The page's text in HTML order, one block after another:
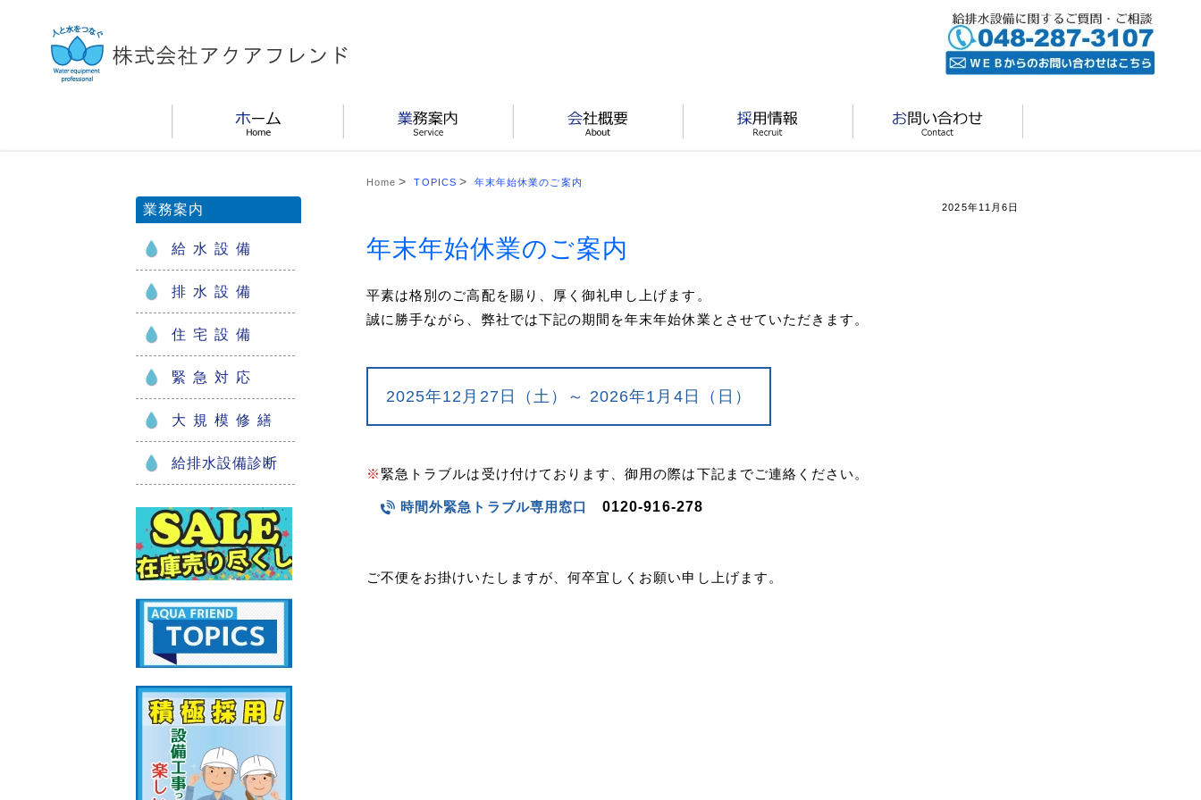
業務案内
給水設備
排水設備
住宅設備
緊急対応
大規模修繕
給排水設備診断
Home TOPICS 年末年始休業のご案内
2025年11月6日
年末年始休業のご案内
平素は格別のご高配を賜り、厚く御礼申し上げます。
誠に勝手ながら、弊社では下記の期間を年末年始休業とさせていただきます。
2025年12月27日（土）～ 2026年1月4日（日）
※ 緊急トラブルは受け付けております、御用の際は下記までご連絡ください。
時間外緊急トラブル専用窓口 0120-916-278
ご不便をお掛けいたしますが、何卒宜しくお願い申し上げます。